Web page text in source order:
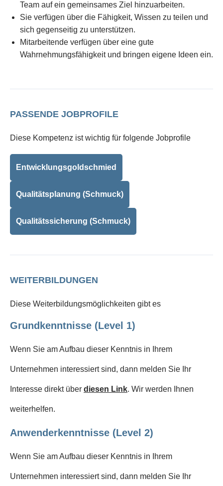
Team auf ein gemeinsames Ziel hinzuarbeiten.
Sie verfügen über die Fähigkeit, Wissen zu teilen und
sich gegenseitig zu unterstützen.
Mitarbeitende verfügen über eine gute
Wahrnehmungsfähigkeit und bringen eigene Ideen ein.
PASSENDE JOBPROFILE
Diese Kompetenz ist wichtig für folgende Jobprofile
Entwicklungsgoldschmied
Qualitätsplanung (Schmuck)
Qualitätssicherung (Schmuck)
WEITERBILDUNGEN
Diese Weiterbildungsmöglichkeiten gibt es
Grundkenntnisse (Level 1)
Wenn Sie am Aufbau dieser Kenntnis in Ihrem
Unternehmen interessiert sind, dann melden Sie Ihr
Interesse direkt über diesen Link. Wir werden Ihnen
weiterhelfen.
Anwenderkenntnisse (Level 2)
Wenn Sie am Aufbau dieser Kenntnis in Ihrem
Unternehmen interessiert sind, dann melden Sie Ihr